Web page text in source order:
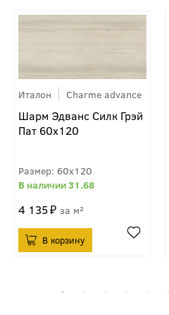
Италон Charme advance
Шарм Эдванс Силк Грэй
Пат 60x120
60x120
31.68
4 135 м²